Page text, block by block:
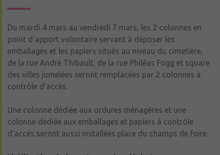
Du mardi 4 mars au vendredi 7 mars, les 2 colonnes en
point d’apport volontaire servant à déposer les
emballages et les papiers situés au niveau du cimetière,
de la rue André Thibault, de la rue Philéas Fogg et square
des villes jumelées seront remplacées par 2 colonnes à
contrôle d’accès.
Une colonne dédiée aux ordures ménagères et une
colonne dédiée aux emballages et papiers à contrôle
d’accès seront aussi installées place du champs de foire.